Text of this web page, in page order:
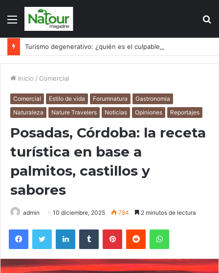
Menú
Inicio / Comercial
Comercial Estilo de vida Forumnatura
Gastronomia
Naturaleza
Nature Travelers Noticias Opiniones Reportajes
Posadas, Córdoba: la receta
turística en base a
palmitos, castillos y
sabores
admin 10 diciembre, 2025 784 2 minutos de lectura
FacebookTwitter LinkedInTumblr PinterestReddit WhatsApp